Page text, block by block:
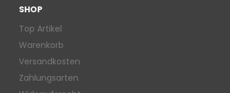
SHOP
Top Artikel
Warenkorb
Versandkosten
Zahlungsarten